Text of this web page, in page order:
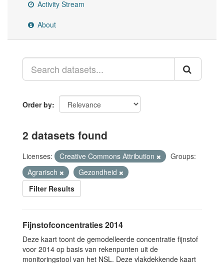
Activity Stream
About
Order by
2 datasets found
Licenses: Creative Commons Attribution
Groups:
Agrarisch
Gezondheid
Filter Results
Fijnstofconcentraties 2014
Deze kaart toont de gemodelleerde concentratie fijnstof
voor 2014 op basis van rekenpunten uit de
monitoringstool van het NSL. Deze vlakdekkende kaart